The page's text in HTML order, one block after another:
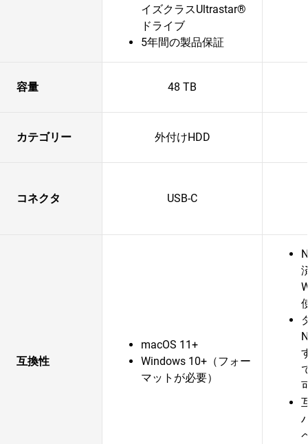
イズクラスUltrastar®
ドライブ
5年間の製品保証
容量 48 TB
カテゴリー 外付けHDD
コネクタ USB-C
互換性
macOS 11+
Windows 10+（フォー
マットが必要）